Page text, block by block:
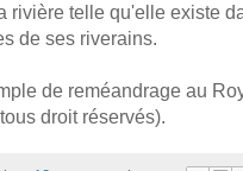
rivière telle qu'elle existe
de ses riverains.
de reméandrage au
droit réservés).